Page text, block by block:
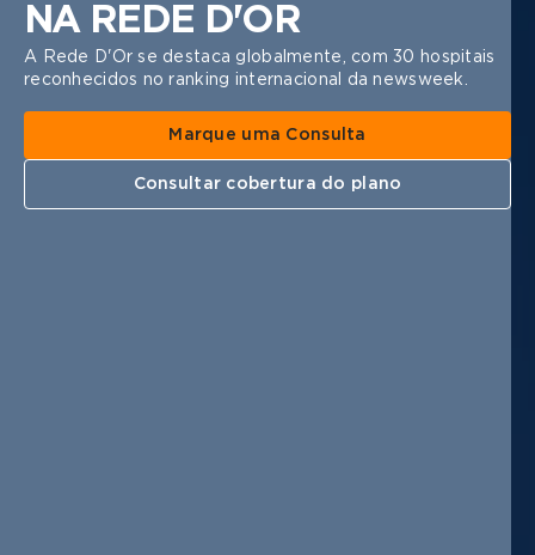
NA REDE D'OR
A Rede D'Or se destaca globalmente, com 30 hospitais
reconhecidos no ranking internacional da newsweek.
Marque uma Consulta
Consultar cobertura do plano